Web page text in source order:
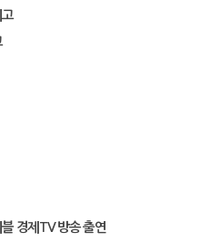
고
경제 TV방송 출연